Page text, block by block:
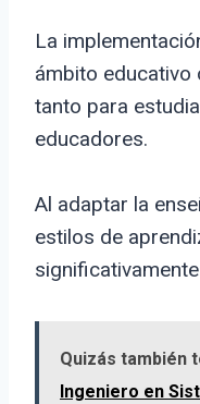
La
ámbito
tanto para
educadores.
Al adaptar la
estilos de
Quizás también
Ingeniero en